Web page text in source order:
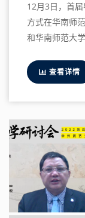
12月3日，首
方式在华南师
和华南师范大
查看详情